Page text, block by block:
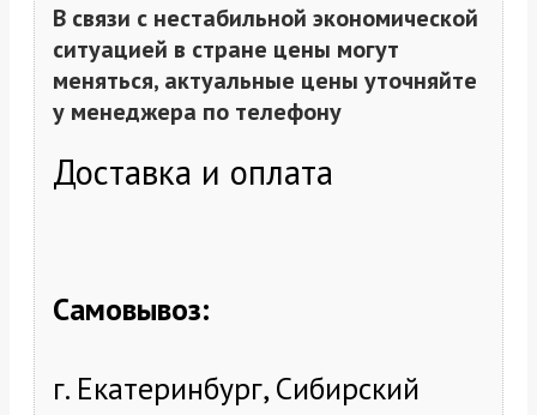
В связи с нестабильной экономической
ситуацией в стране цены могут
меняться, актуальные цены уточняйте
у менеджера по телефону
Доставка и оплата
Самовывоз:
г. Екатеринбург, Сибирский